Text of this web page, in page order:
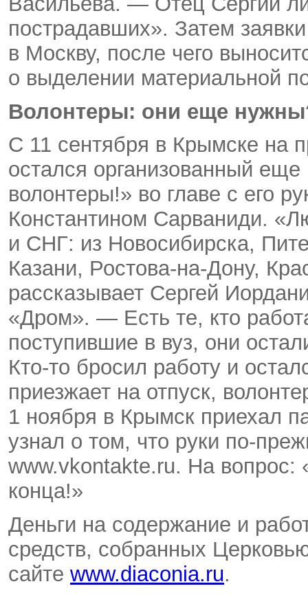
пострадавших». Затем
в Москву, после чего
о выделении материальной
Волонтеры: они еще
С 11 сентября в Крымске на
остался организованный
волонтеры!» во главе с его
Константином Сарваниди.
и СНГ: из Новосибирска,
Казани, Ростова-на-Дону,
рассказывает Сергей
«Дром». — Есть те, кто
поступившие в вуз, они
Кто-то бросил работу и
приезжает на отпуск,
1 ноября в Крымск приехал
узнал о том, что руки по-
www.vkontakte.ru. На вопрос:
конца!»
Деньги на содержание и
средств, собранных
сайте www.diaconia.ru.